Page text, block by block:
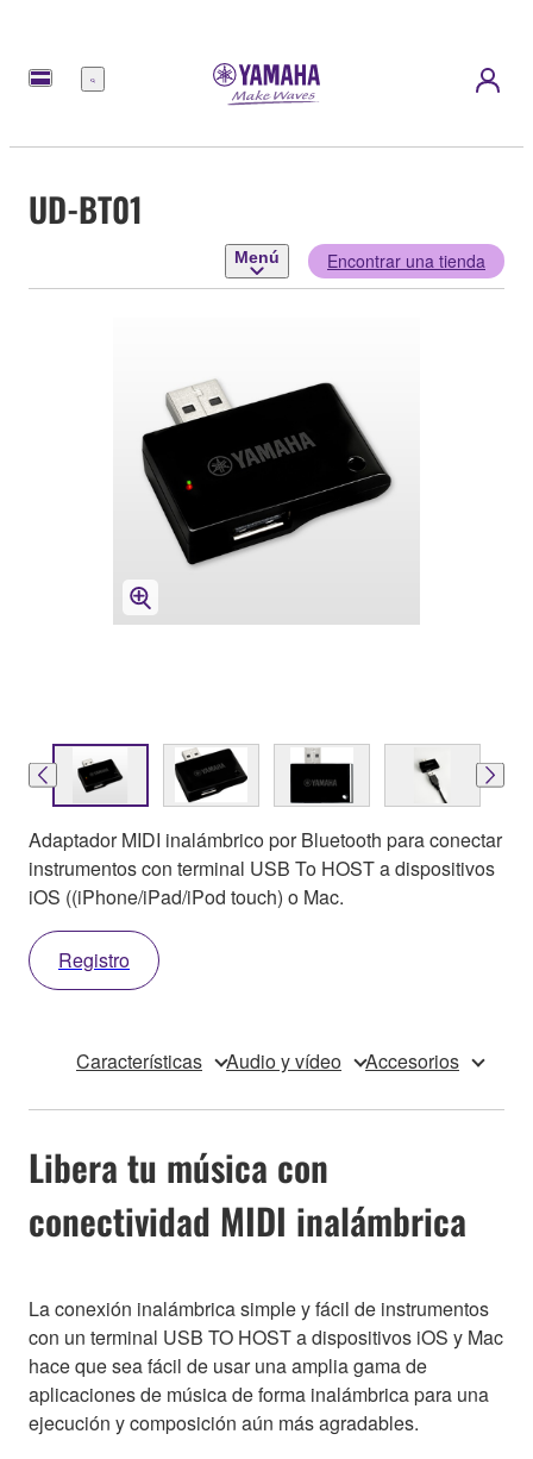
Menú
UD-BT01
Menú Encontrar una tienda
Adaptador MIDI inalámbrico por Bluetooth para conectar
instrumentos con terminal USB To HOST a dispositivos
iOS ((iPhone/iPad/iPod touch) o Mac.
Registro
Características Audio y vídeo Accesorios
Libera tu música con
conectividad MIDI inalámbrica
La conexión inalámbrica simple y fácil de instrumentos
con un terminal USB TO HOST a dispositivos iOS y Mac
hace que sea fácil de usar una amplia gama de
aplicaciones de música de forma inalámbrica para una
ejecución y composición aún más agradables.